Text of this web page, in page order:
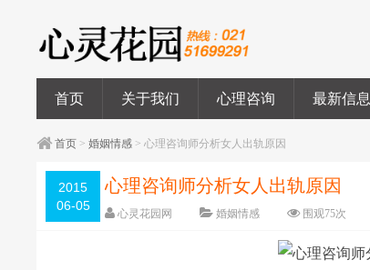
首页 关于我们 心理咨询 最新信息
首页 >婚姻情感 > 心理咨询师分析女人出轨原因
2015
06-05
心理咨询师分析女人出轨原因
心灵花园网 婚姻情感 围观75次